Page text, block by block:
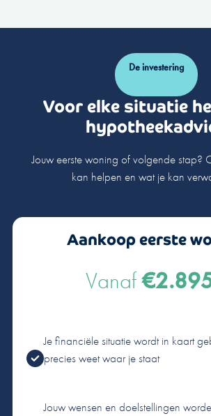
De investering
Voor elke situatie
Jouw eerste woning of volgende stap?
kan helpen en wat je kan
Aankoop eerste
Vanaf
Je financiële situatie wordt in kaart
precies weet waar je staat
Jouw wensen en doelstellingen